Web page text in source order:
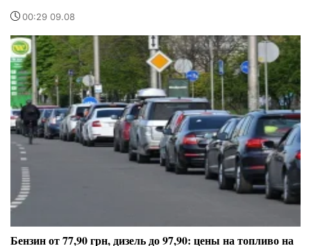
00:29 09.08
Бензин от 77,90 грн, дизель до 97,90: цены на топливо на